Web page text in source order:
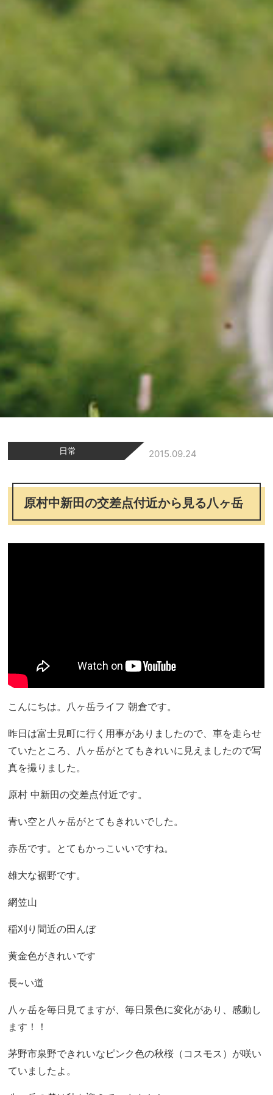
日常 2015.09.24
原村中新田の交差点付近から見る八ヶ岳
こんにちは。八ヶ岳ライフ 朝倉です。
昨日は富士見町に行く用事がありましたので、車を走らせ
ていたところ、八ヶ岳がとてもきれいに見えましたので写
真を撮りました。
原村 中新田の交差点付近です。
青い空と八ヶ岳がとてもきれいでした。
赤岳です。とてもかっこいいですね。
雄大な裾野です。
網笠山
稲刈り間近の田んぼ
黄金色がきれいです
長~い道
八ヶ岳を毎日見てますが、毎日景色に変化があり、感動し
ます！！
茅野市泉野できれいなピンク色の秋桜（コスモス）が咲い
ていましたよ。